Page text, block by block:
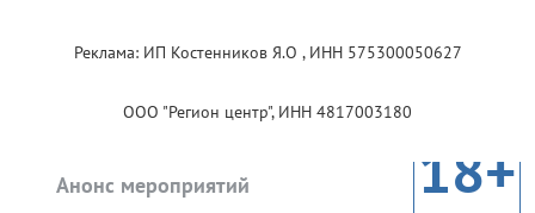
Реклама: ИП Костенников Я.О , ИНН 575300050627
ООО "Регион центр", ИНН 4817003180
Анонс мероприятий 18+